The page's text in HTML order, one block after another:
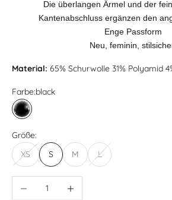
Die überlangen Ärmel und der
Kantenabschluss ergänzen den
Enge Passform
Neu, feminin,
Material: 65% Schurwolle 31% Polyamid
Farbe:black
black
Größe:
XS
S M L
Anzahl verringern